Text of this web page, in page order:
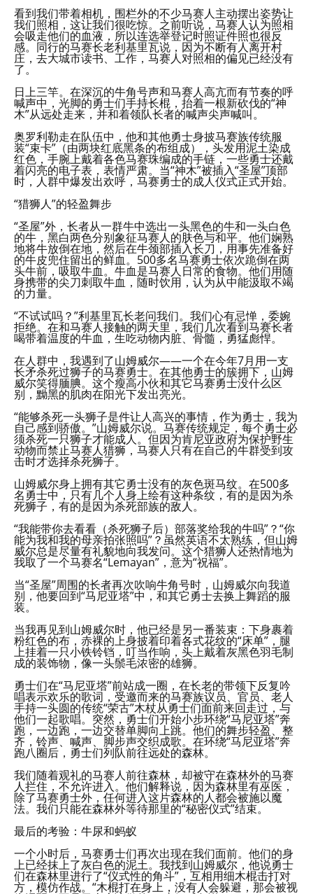
看到我们带着相机，围栏外的不少马赛人主动摆出姿势让
我们照相，这让我们很吃惊。之前听说，马赛人认为照相
会吸走他们的血液，所以连选举登记时照证件照也很反
感。同行的马赛长老利基里瓦说，因为不断有人离开村
庄，去大城市读书、工作，马赛人对照相的偏见已经没有
了。
日上三竿。在深沉的牛角号声和马赛人高亢而有节奏的呼
喊声中，光脚的勇士们手持长棍，抬着一根新砍伐的“神
木”从远处走来，并和着领队长者的喊声尖声喊叫。
奥罗利勒走在队伍中，他和其他勇士身披马赛族传统服
装“束卡”（由两块红底黑条的布组成），头发用泥土染成
红色，手腕上戴着各色马赛珠编成的手链，一些勇士还戴
着闪亮的电子表，表情严肃。当“神木”被插入“圣屋”顶部
时，人群中爆发出欢呼，马赛勇士的成人仪式正式开始。
“猎狮人”的轻盈舞步
“圣屋”外，长者从一群牛中选出一头黑色的牛和一头白色
的牛，黑白两色分别象征马赛人的肤色与和平。他们娴熟
地将牛放倒在地，然后在牛颈部插入长刀，用事先准备好
的牛皮兜住留出的鲜血。500多名马赛勇士依次跪倒在两
头牛前，吸取牛血。牛血是马赛人日常的食物。他们用随
身携带的尖刀刺取牛血，随时饮用，认为从中能汲取不竭
的力量。
“不试试吗？”利基里瓦长老问我们。我们心有忌惮，委婉
拒绝。在和马赛人接触的两天里，我们几次看到马赛长者
喝带着温度的牛血，生吃动物内脏、骨髓，勇猛彪悍。
在人群中，我遇到了山姆威尔——一个在今年7月用一支
长矛杀死过狮子的马赛勇士。在其他勇士的簇拥下，山姆
威尔笑得腼腆。这个瘦高小伙和其它马赛勇士没什么区
别，黝黑的肌肉在阳光下发出亮光。
“能够杀死一头狮子是件让人高兴的事情，作为勇士，我为
自己感到骄傲。”山姆威尔说。马赛传统规定，每个勇士必
须杀死一只狮子才能成人。但因为肯尼亚政府为保护野生
动物而禁止马赛人猎狮，马赛人只有在自己的牛群受到攻
击时才选择杀死狮子。
山姆威尔身上拥有其它勇士没有的灰色斑马纹。在500多
名勇士中，只有几个人身上绘有这种条纹，有的是因为杀
死狮子，有的是因为杀死部族的敌人。
“我能带你去看看（杀死狮子后）部落奖给我的牛吗”？“你
能为我和我的母亲拍张照吗”？虽然英语不太熟练，但山姆
威尔总是尽量有礼貌地向我发问。这个猎狮人还热情地为
我取了一个马赛名“Lemayan”，意为“祝福”。
当“圣屋”周围的长者再次吹响牛角号时，山姆威尔向我道
别，他要回到“马尼亚塔”中，和其它勇士去换上舞蹈的服
装。
当我再见到山姆威尔时，他已经是另一番装束：下身裹着
粉红色的布，赤裸的上身披着印着各式花纹的“床单”，腿
上挂着一只小铁铃铛，叮当作响，头上戴着灰黑色羽毛制
成的装饰物，像一头鬃毛浓密的雄狮。
勇士们在“马尼亚塔”前站成一圈，在长老的带领下反复吟
唱表示欢乐的歌词，受邀而来的马赛族议员、官员、老人
手持一头圆的传统“荣古”木杖从勇士们面前来回走过，与
他们一起歌唱。突然，勇士们开始小步环绕“马尼亚塔”奔
跑，一边跑，一边交替单脚向上跳。他们的舞步轻盈、整
齐，铃声、喊声、脚步声交织成歌。在环绕“马尼亚塔”奔
跑八圈后，勇士们列队前往远处的森林。
我们随着观礼的马赛人前往森林，却被守在森林外的马赛
人拦住，不允许进入。他们解释说，因为森林里有巫医，
除了马赛勇士外，任何进入这片森林的人都会被施以魔
法。我们只能在森林外等待那里的“秘密仪式”结束。
最后的考验：牛尿和蚂蚁
一个小时后，马赛勇士们再次出现在我们面前。他们的身
上已经抹上了灰白色的泥土。我找到山姆威尔，他说勇士
们在森林里进行了“仪式性的角斗”，互相用细木棍击打对
方，模仿作战。“木棍打在身上，没有人会躲避，那会被视